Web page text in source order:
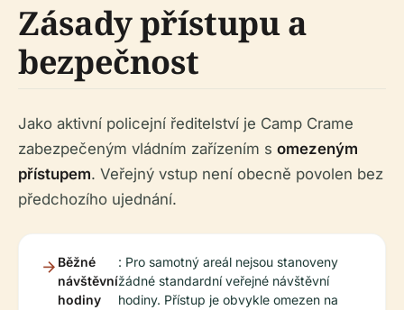
Zásady přístupu a
bezpečnost
Jako aktivní policejní ředitelství je Camp Crame
zabezpečeným vládním zařízením s omezeným
přístupem. Veřejný vstup není obecně povolen bez
předchozího ujednání.
Běžné
návštěvní
hodiny
: Pro samotný areál nejsou stanoveny
žádné standardní veřejné návštěvní
hodiny. Přístup je obvykle omezen na